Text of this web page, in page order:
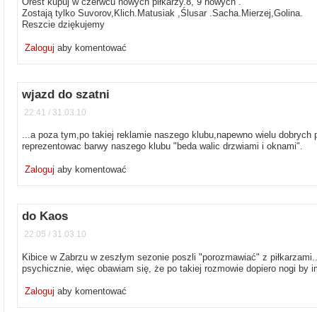
Zostają tylko Suvorov,Klich.Matusiak ,Ślusar .Sacha.Mierzej,Golina.
Reszcie dziękujemy
Zalogujaby komentować
wjazd do szatni
22:41 / 31.03.10
...a poza tym,po takiej reklamie naszego klubu,napewno wielu
reprezentowac barwy naszego klubu "beda walic drzwiami i oknami".
Zalogujaby komentować
do Kaos
22:05 / 31.03.10
Kibice w Zabrzu w zeszłym sezonie poszli "porozmawiać" z
psychicznie, więc obawiam się, że po takiej rozmowie dopiero nogi by
Zalogujaby komentować